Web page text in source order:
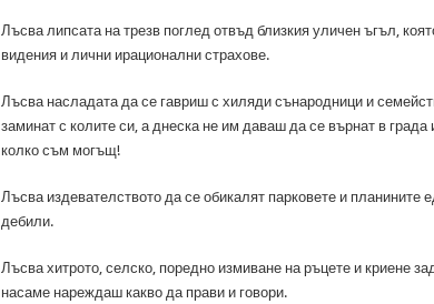
Лъсва липсата на трезв поглед отвъд близкия уличен ъгъл,
видения и лични ирационални страхове.
Лъсва насладата да се гавриш с хиляди сънародници и
заминат с колите си, а днеска не им даваш да се върнат в
колко съм могъщ!
Лъсва издевателството да се обикалят парковете и планините
дебили.
Лъсва хитрото, селско, поредно измиване на ръцете и криене
насаме нареждаш какво да прави и говори.